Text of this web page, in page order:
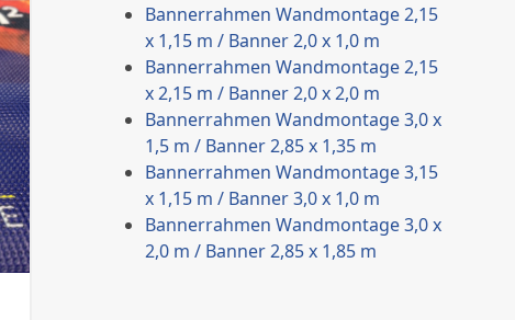
Bannerrahmen Wandmontage 2,15
x 1,15 m / Banner 2,0 x 1,0 m
Bannerrahmen Wandmontage 2,15
x 2,15 m / Banner 2,0 x 2,0 m
Bannerrahmen Wandmontage 3,0 x
1,5 m / Banner 2,85 x 1,35 m
Bannerrahmen Wandmontage 3,15
x 1,15 m / Banner 3,0 x 1,0 m
Bannerrahmen Wandmontage 3,0 x
2,0 m / Banner 2,85 x 1,85 m